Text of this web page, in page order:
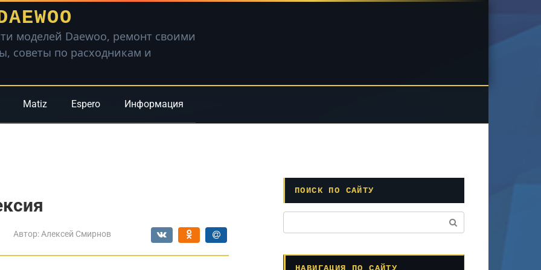
моделей Daewoo, ремонт своими
советы по расходникам и
Matiz Espero Информация
Автор: Алексей Смирнов
ПОИСК ПО САЙТУ